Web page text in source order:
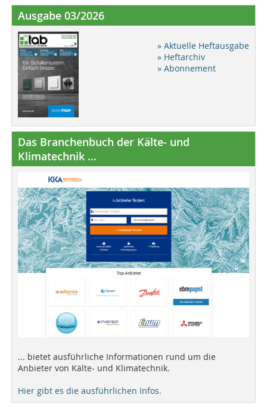
Ausgabe 03/2026
» Aktuelle Heftausgabe
» Heftarchiv
» Abonnement
Das Branchenbuch der Kälte- und
Klimatechnik ...
... bietet ausführliche Informationen rund um die
Anbieter von Kälte- und Klimatechnik.
Hier gibt es die ausführlichen Infos.